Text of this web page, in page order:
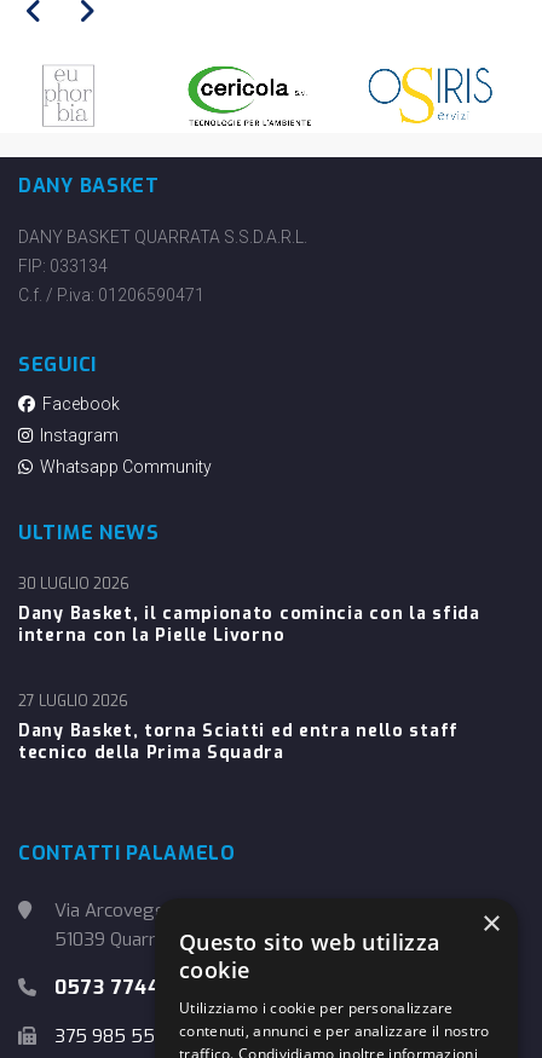
DANY BASKET
DANY BASKET QUARRATA S.S.D.A.R.L.
FIP: 033134
C.f. / P.iva: 01206590471
SEGUICI
Facebook
Instagram
Whatsapp Community
ULTIME NEWS
Dany Basket, il campionato comincia con la sfida
interna con la Pielle Livorno
30 LUGLIO 2026
Dany Basket, torna Sciatti ed entra nello staff
tecnico della Prima Squadra
27 LUGLIO 2026
CONTATTI PALAMELO
Via Arcoveggio, 4
51039 Quarrata (PT)
0573 774457
375 985 5526
×
Questo sito web utilizza
cookie
Utilizziamo i cookie per personalizzare
contenuti, annunci e per analizzare il nostro
traffico. Condividiamo inoltre informazioni